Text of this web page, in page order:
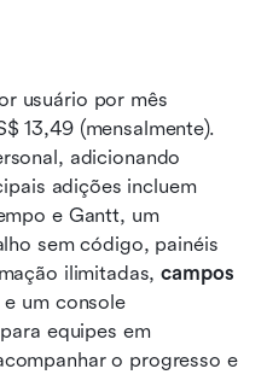
usuário por mês
13,49 (mensalmente).
adicionando
adições incluem
e Gantt, um
sem código, painéis
ilimitadas, campos
um console
equipes em
o progresso e